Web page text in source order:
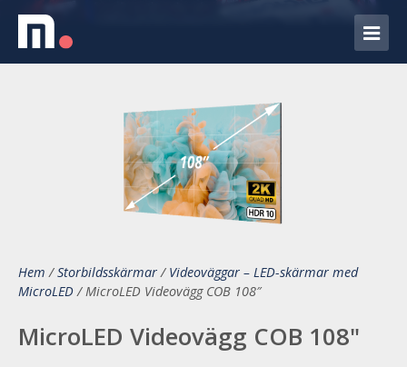
Hem /Storbildsskärmar/ Videoväggar – LED-skärmar med
MicroLED/MicroLED Videovägg COB 108″
MicroLED Videovägg COB 108"